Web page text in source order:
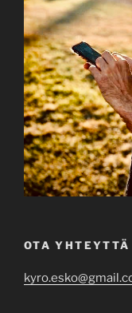
OTA YHTEYTTÄ